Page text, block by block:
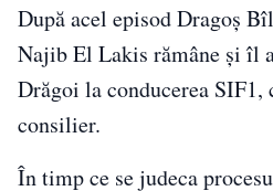
După acel episod Dragoș
Najib El Lakis rămâne și îl
Drăgoi la conducerea
consilier.
În timp ce se judeca